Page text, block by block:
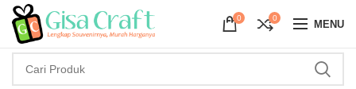
0 0 MENU